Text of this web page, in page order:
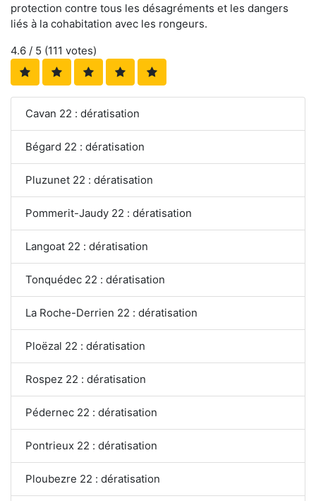
protection contre tous les désagréments et les dangers
liés à la cohabitation avec les rongeurs.
4.6 / 5 (111 votes)
Cavan 22 : dératisation
Bégard 22 : dératisation
Pluzunet 22 : dératisation
Pommerit-Jaudy 22 : dératisation
Langoat 22 : dératisation
Tonquédec 22 : dératisation
La Roche-Derrien 22 : dératisation
Ploëzal 22 : dératisation
Rospez 22 : dératisation
Pédernec 22 : dératisation
Pontrieux 22 : dératisation
Ploubezre 22 : dératisation